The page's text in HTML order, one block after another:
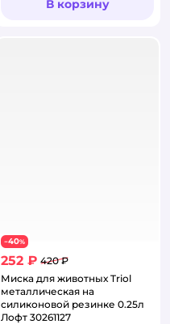
В корзину
−40%
252 ₽ 420 ₽
Миска для животных Triol
металлическая на
силиконовой резинке 0.25л
Лофт 30261127